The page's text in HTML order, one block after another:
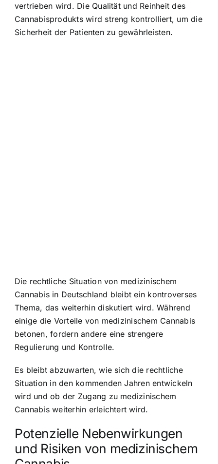
vertrieben wird. Die Qualität und Reinheit des
Cannabisprodukts wird streng kontrolliert, um die
Sicherheit der Patienten zu gewährleisten.
Die rechtliche Situation von medizinischem
Cannabis in Deutschland bleibt ein kontroverses
Thema, das weiterhin diskutiert wird. Während
einige die Vorteile von medizinischem Cannabis
betonen, fordern andere eine strengere
Regulierung und Kontrolle.
Es bleibt abzuwarten, wie sich die rechtliche
Situation in den kommenden Jahren entwickeln
wird und ob der Zugang zu medizinischem
Cannabis weiterhin erleichtert wird.
Potenzielle Nebenwirkungen
und Risiken von medizinischem